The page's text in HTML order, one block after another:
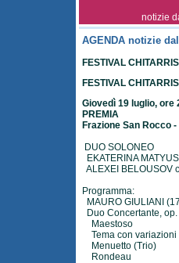
notizie
AGENDA notizie
FESTIVAL
FESTIVAL
Giovedì 19 luglio, ore
PREMIA
Frazione San Rocco
DUO SOLONEO
EKATERINA
ALEXEI BELOUSOV
Programma:
MAURO GIULIANI
Duo Concertante,
Maestoso
Tema con variazioni
Menuetto (Trio)
Rondeau